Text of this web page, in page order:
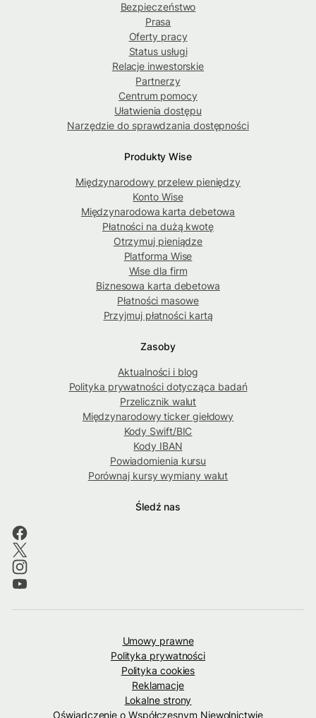
Bezpieczeństwo
Prasa
Oferty pracy
Status usługi
Relacje inwestorskie
Partnerzy
Centrum pomocy
Ułatwienia dostępu
Narzędzie do sprawdzania dostępności
Produkty Wise
Międzynarodowy przelew pieniędzy
Konto Wise
Międzynarodowa karta debetowa
Płatności na dużą kwotę
Otrzymuj pieniądze
Platforma Wise
Wise dla firm
Biznesowa karta debetowa
Płatności masowe
Przyjmuj płatności kartą
Zasoby
Aktualności i blog
Polityka prywatności dotycząca badań
Przelicznik walut
Międzynarodowy ticker giełdowy
Kody Swift/BIC
Kody IBAN
Powiadomienia kursu
Porównaj kursy wymiany walut
Śledź nas
Umowy prawne
Polityka prywatności
Polityka cookies
Reklamacje
Lokalne strony
Oświadczenie o Współczesnym Niewolnictwie